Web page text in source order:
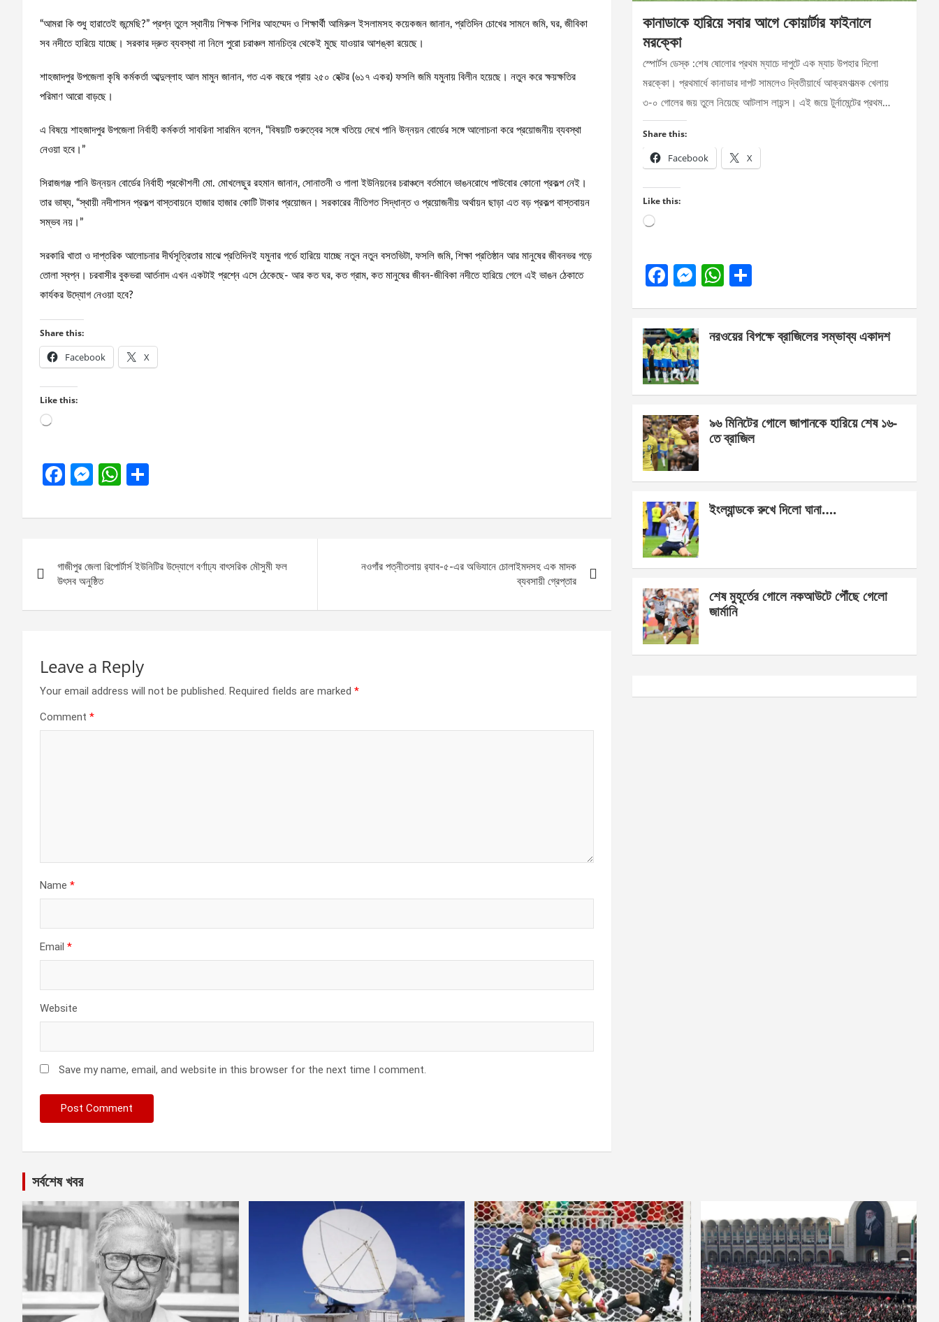
“আমরা কি শুধু হারাতেই জন্মেছি?” প্রশ্ন তুলে স্থানীয় শিক্ষক শিশির আহম্মেদ ও শিক্ষার্থী আমিরুল ইসলামসহ কয়েকজন জানান, প্রতিদিন চোখের সামনে জমি, ঘর, জীবিকা
সব নদীতে হারিয়ে যাচ্ছে। সরকার দ্রুত ব্যবস্থা না নিলে পুরো চরাঞ্চল মানচিত্র থেকেই মুছে যাওয়ার আশঙ্কা রয়েছে।
শাহজাদপুর উপজেলা কৃষি কর্মকর্তা আব্দুল্লাহ আল মামুন জানান, গত এক বছরে প্রায় ২৫০ হেক্টর (৬১৭ একর) ফসলি জমি যমুনায় বিলীন হয়েছে। নতুন করে ক্ষয়ক্ষতির
পরিমাণ আরো বাড়ছে।
এ বিষয়ে শাহজাদপুর উপজেলা নির্বাহী কর্মকর্তা সাবরিনা সারমিন বলেন, “বিষয়টি গুরুত্বের সঙ্গে খতিয়ে দেখে পানি উন্নয়ন বোর্ডের সঙ্গে আলোচনা করে প্রয়োজনীয় ব্যবস্থা
নেওয়া হবে।”
সিরাজগঞ্জ পানি উন্নয়ন বোর্ডের নির্বাহী প্রকৌশলী মো. মোখলেছুর রহমান জানান, সোনাতনী ও গালা ইউনিয়নের চরাঞ্চলে বর্তমানে ভাঙনরোধে পাউবোর কোনো প্রকল্প নেই।
তার ভাষ্য, “স্থায়ী নদীশাসন প্রকল্প বাস্তবায়নে হাজার হাজার কোটি টাকার প্রয়োজন। সরকারের নীতিগত সিদ্ধান্ত ও প্রয়োজনীয় অর্থায়ন ছাড়া এত বড় প্রকল্প বাস্তবায়ন
সম্ভব নয়।”
সরকারি খাতা ও দাপ্তরিক আলোচনার দীর্ঘসূত্রিতার মাঝে প্রতিদিনই যমুনার গর্ভে হারিয়ে যাচ্ছে নতুন নতুন বসতভিটা, ফসলি জমি, শিক্ষা প্রতিষ্ঠান আর মানুষের জীবনভর গড়ে
তোলা স্বপ্ন। চরবাসীর বুকভরা আর্তনাদ এখন একটাই প্রশ্নে এসে ঠেকেছে- আর কত ঘর, কত গ্রাম, কত মানুষের জীবন-জীবিকা নদীতে হারিয়ে গেলে এই ভাঙন ঠেকাতে
কার্যকর উদ্যোগ নেওয়া হবে?
Share this:
Facebook X
Like this:
Loading…
F
ce
o
o
k
M
se
g
er
W
at
A
p
ar
navigation
গাজীপুর জেলা রিপোর্টার্স ইউনিটির উদ্যোগে বর্ণাঢ্য বাৎসরিক মৌসুমী ফল
উৎসব অনুষ্ঠিত
নওগাঁর পত্নীতলায় র‍্যাব-৫-এর অভিযানে চোলাইমদসহ এক মাদক
ব্যবসায়ী গ্রেপ্তার
Leave a Reply
Your email address will not be published. Required fields are marked *
Comment *
Name *
Email *
Website
Save my name, email, and website in this browser for the next time I comment.
কানাডাকে হারিয়ে সবার আগে কোয়ার্টার ফাইনালে
মরক্কো
স্পোর্টস ডেস্ক :শেষ ষোলোর প্রথম ম্যাচে দাপুটে এক ম্যাচ উপহার দিলো
মরক্কো। প্রথমার্ধে কানাডার দাপট সামলেও দ্বিতীয়ার্ধে আক্রমণাত্মক খেলায়
৩-০ গোলের জয় তুলে নিয়েছে আটলাস লায়ন্স। এই জয়ে টুর্নামেন্টের প্রথম…
Share this:
Facebook X
Like this:
Loading…
F
b
o
o
k
M
n
g
er
W
s
p
e
নরওয়ের বিপক্ষে ব্রাজিলের সম্ভাব্য একাদশ
৯৬ মিনিটের গোলে জাপানকে হারিয়ে শেষ ১৬-
তে ব্রাজিল
ইংল্যান্ডকে রুখে দিলো ঘানা….
শেষ মুহূর্তের গোলে নকআউটে পৌঁছে গেলো
জার্মানি
সর্বশেষ খবর